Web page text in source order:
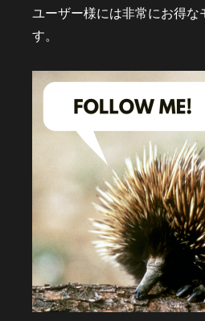
ユーザー様には非常にお得な
す。